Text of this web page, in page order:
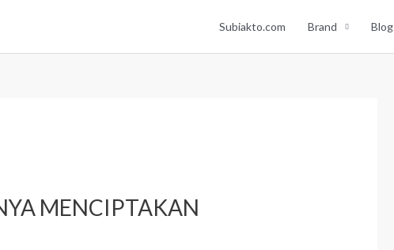
Subiakto.com Brand Blog
MENCIPTAKAN